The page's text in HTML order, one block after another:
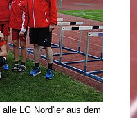
LG Nord'ler aus dem